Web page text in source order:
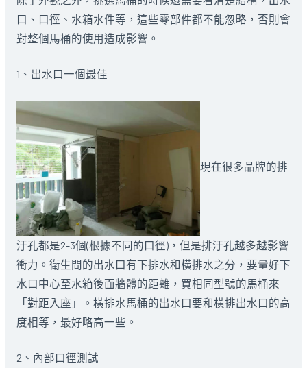
口、口徑、水箱水件等，這些零部件都不能忽略，否則會
對整個馬桶的使用造成影響。
1、出水口一個最佳
現在很多品牌的排
汙孔都是2-3個(根據不同的口徑)，但是排汙孔越多越影響
衝力。衛生間的出水口有下排水和橫排水之分，要量好下
水口中心至水箱後面牆體的距離，買相同型號的馬桶來
「對距入座」。橫排水馬桶的出水口要和橫排出水口的高
度相等，最好略高一些。
2、內部口徑測試